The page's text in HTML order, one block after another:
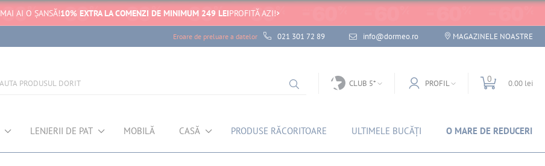
MAI AI O ȘANSĂ!10% EXTRA LA COMENZI DE MINIMUM 249 LEIPROFITĂ AZI!
Eroare de preluare a datelor 021 301 72 89 info@dormeo.ro MAGAZINELE NOASTRE
CLUB 5* PROFIL 0 0.00 lei
LENJERII DE PAT MOBILĂ CASĂ PRODUSE RĂCORITOARE ULTIMELE BUCĂȚI O MARE DE REDUCERI